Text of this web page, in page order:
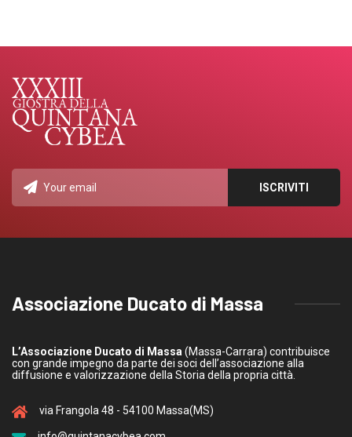
Associazione Ducato di Massa
L’Associazione Ducato di Massa (Massa-Carrara) contribuisce
con grande impegno da parte dei soci dell’associazione alla
diffusione e valorizzazione della Storia della propria città.
via Frangola 48 - 54100 Massa(MS)